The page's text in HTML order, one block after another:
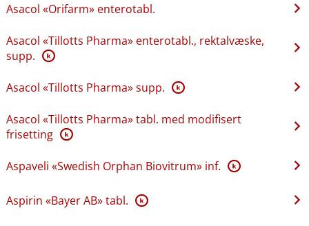
Asacol «Orifarm» enterotabl.
Asacol «Tillotts Pharma» enterotabl., rektalvæske,
supp. K
Asacol «Tillotts Pharma» supp. K
Asacol «Tillotts Pharma» tabl. med modifisert
frisetting K
Aspaveli «Swedish Orphan Biovitrum» inf. K
Aspirin «Bayer AB» tabl. K